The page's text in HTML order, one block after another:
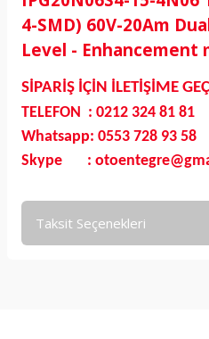
4-SMD) 60V-20Am
Level - Enhancement
SİPARİŞ İÇİN İLETİŞİME
TELEFON : 0212 324 81 81
Whatsapp: 0553 728 93 58
Skype :
Taksit Seçenekleri